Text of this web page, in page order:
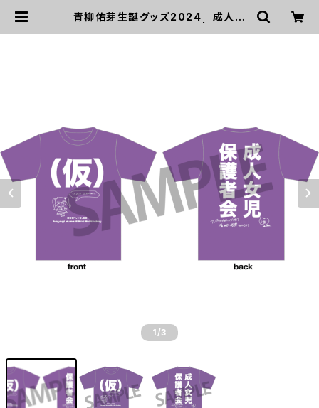
青柳佑芽生誕グッズ2024 成人女
1 /3